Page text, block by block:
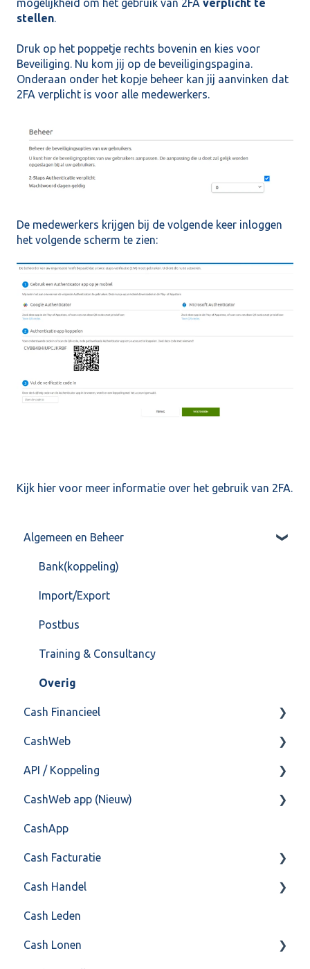
mogelijkheid om het gebruik van 2FA verplicht te
stellen.
Druk op het poppetje rechts bovenin en kies voor
Beveiliging. Nu kom jij op de beveiligingspagina.
Onderaan onder het kopje beheer kan jij aanvinken dat
2FA verplicht is voor alle medewerkers.
De medewerkers krijgen bij de volgende keer inloggen
het volgende scherm te zien:
Kijk hier voor meer informatie over het gebruik van 2FA.
Algemeen en Beheer
Bank(koppeling)
Import/Export
Postbus
Training & Consultancy
Overig
Cash Financieel
Boekhoud
Fiscaal
Overig
CashWeb
CashHero Layout
Mailen vanuit CASHWeb
Algemeen gebruik
API / Koppeling
Algemeen
Api 3.0 (SOAP API)
API 4.0 (REST API)
CashWeb app (Nieuw)
Veel gestelde vragen
CashApp
Cash Facturatie
Factureren
Instellingen
Algemeen
Cash Handel
Inkoop
Verkoop
Cash Leden
Cash Lonen